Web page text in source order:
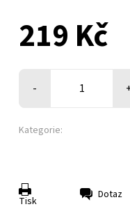
219 Kč
-
Kategorie:
Tisk Dotaz